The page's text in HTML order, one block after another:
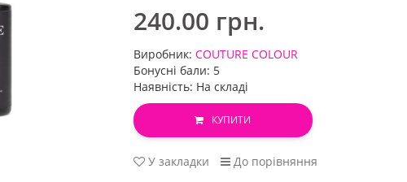
240.00 грн.
Виробник: COUTURE COLOUR
Бонусні бали: 5
Наявність: На складі
КУПИТИ
У закладки
До порівняння